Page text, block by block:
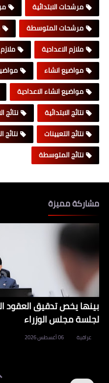
مرشحات الابتدائية
مرشحات المتوسطة
ملازم الاعدادية
مواضيع انشاء
مواضيع انشاء الاعدادية
نتائج الابتدائية
نتائج
نتائج التعيينات
نتائج المتوسطة
مشاركة مميزة
بينها يخص تدقيق العقود
لجلسة مجلس الوزراء
عراقية 06 أغسطس 2026